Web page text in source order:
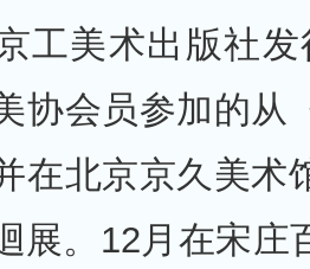
工美术出版社
协会员参加的从
在北京京久美术
展。12月在宋庄